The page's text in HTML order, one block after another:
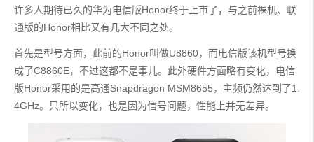
许多人期待已久的华为电信版Honor终于上市了，与之前裸机、联
通版的Honor相比又有几大不同之处。
首先是型号方面，此前的Honor叫做U8860，而电信版该机型号换
成了C8860E，不过这都不是事儿。此外硬件方面略有变化，电信
版Honor采用的是高通Snapdragon MSM8655，主频仍然达到了1.
4GHz。只所以变化，也是因为信号问题，性能上并无差异。